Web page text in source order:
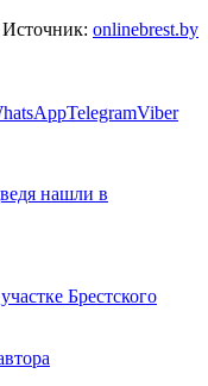
Источник: onlinebrest.by
TelegramViber
нашли в
Брестского